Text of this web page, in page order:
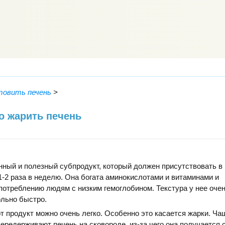
печень >
жарить печень
и полезный субпродукт, который должен присутствовать в
2 раза в неделю. Она богата аминокислотами и витаминами и
людям с низким гемоглобином. Текстура у нее
быстро.
продукт можно очень легко. Особенно это касается жарки.